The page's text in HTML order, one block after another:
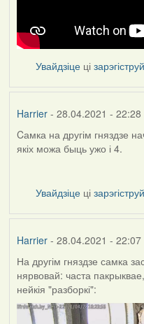
Увайдзіце ці
Harrier- 28.04.2021 - 22:28
Cамка на другім гняздзе
якіх можа быць ужо і 4.
Увайдзіце ці
Harrier- 28.04.2021 - 22:07
На другім гняздзе самка
нярвовай: часта
нейкія "разборкі":